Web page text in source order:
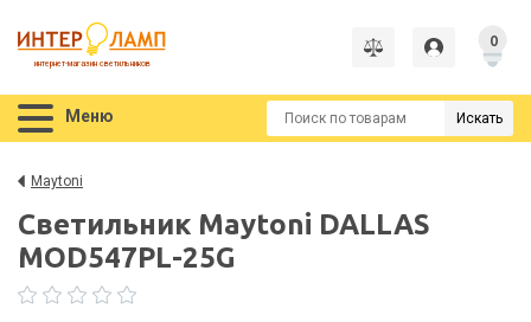
интернет-магазин светильников
0
Меню Искать
Maytoni
Светильник Maytoni DALLAS
MOD547PL-25G